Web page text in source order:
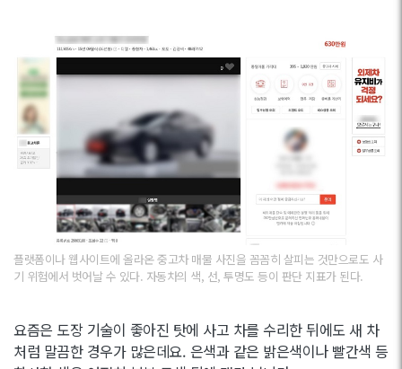
플랫폼이나 웹사이트에 올라온 중고차 매물 사진을 꼼꼼히 살피는 것만으로도 사
기 위험에서 벗어날 수 있다. 자동차의 색, 선, 투명도 등이 판단 지표가 된다.
요즘은 도장 기술이 좋아진 탓에 사고 차를 수리한 뒤에도 새 차
처럼 말끔한 경우가 많은데요. 은색과 같은 밝은색이나 빨간색 등